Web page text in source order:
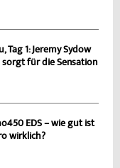
Tag 1: Jeremy Sydow
für die Sensation
EDS – wie gut ist
wirklich?